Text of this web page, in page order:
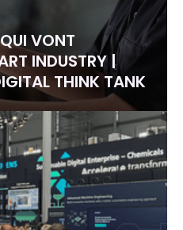
VONT
INDUSTRY |
THINK TANK